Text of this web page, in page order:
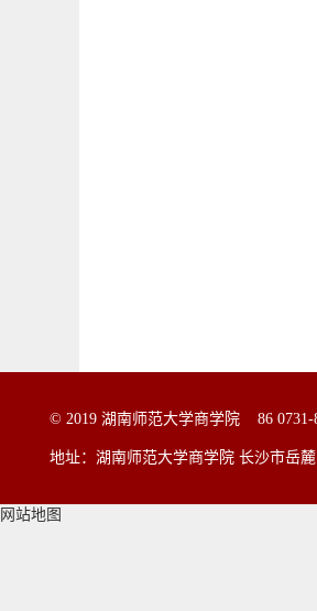
© 2019 湖南师范大学商学院 86 0731-
地址：湖南师范大学商学院 长沙市岳
网站地图